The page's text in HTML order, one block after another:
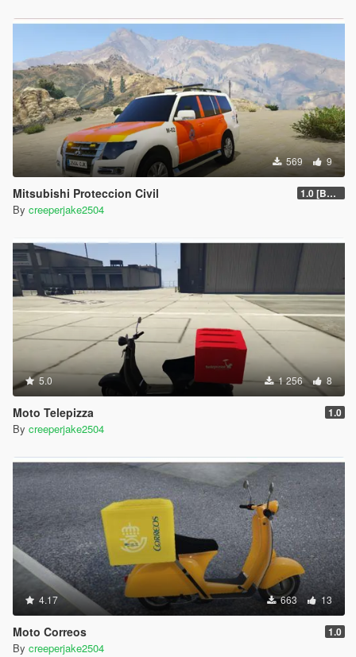
569 9
Mitsubishi Proteccion Civil 1.0 [BETA]
By creeperjake2504
5.0 1 256 8
Moto Telepizza 1.0
By creeperjake2504
4.17 663 13
Moto Correos 1.0
By creeperjake2504